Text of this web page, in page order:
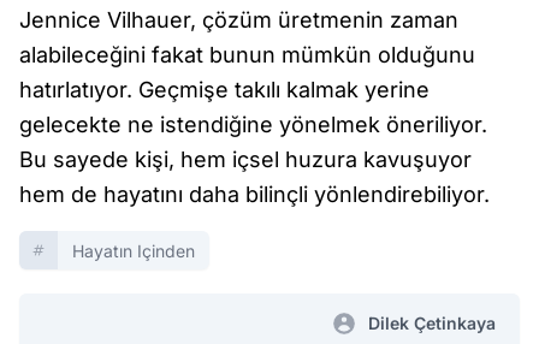
Jennice Vilhauer, çözüm üretmenin zaman
alabileceğini fakat bunun mümkün olduğunu
hatırlatıyor. Geçmişe takılı kalmak yerine
gelecekte ne istendiğine yönelmek öneriliyor.
Bu sayede kişi, hem içsel huzura kavuşuyor
hem de hayatını daha bilinçli yönlendirebiliyor.
Hayatın Içinden
Dilek Çetinkaya